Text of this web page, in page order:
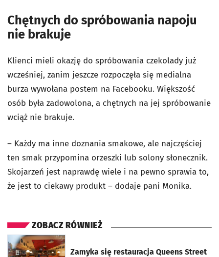
Chętnych do spróbowania napoju
nie brakuje
Klienci mieli okazję do spróbowania czekolady już
wcześniej, zanim jeszcze rozpoczęła się medialna
burza wywołana postem na Facebooku. Większość
osób była zadowolona, a chętnych na jej spróbowanie
wciąż nie brakuje.
– Każdy ma inne doznania smakowe, ale najczęściej
ten smak przypomina orzeszki lub solony słonecznik.
Skojarzeń jest naprawdę wiele i na pewno sprawia to,
że jest to ciekawy produkt – dodaje pani Monika.
ZOBACZ RÓWNIEŻ
Zamyka się restauracja Queens Street
otworzy się w nowej karcie